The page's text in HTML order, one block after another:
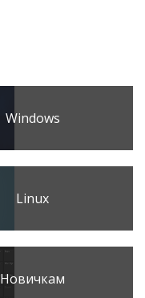
Windows
Linux
Новичкам